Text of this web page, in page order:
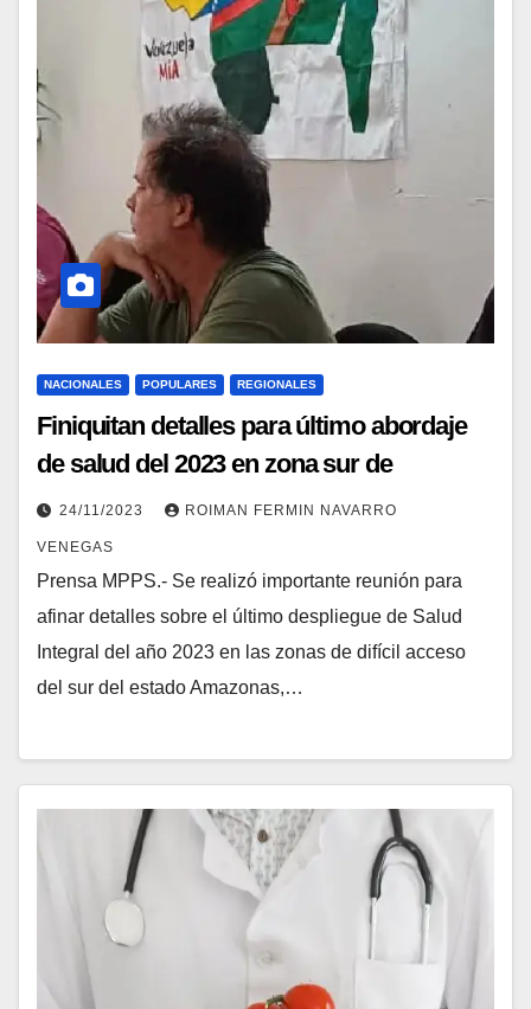
NACIONALES POPULARES REGIONALES
Finiquitan detalles para último abordaje
de salud del 2023 en zona sur de
Amazonas
24/11/2023 ROIMAN FERMIN NAVARRO
VENEGAS
Prensa MPPS.- Se realizó importante reunión para
afinar detalles sobre el último despliegue de Salud
Integral del año 2023 en las zonas de difícil acceso
del sur del estado Amazonas,…